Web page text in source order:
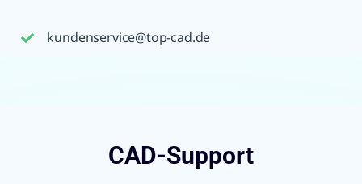
kundenservice@top-cad.de
CAD-Support